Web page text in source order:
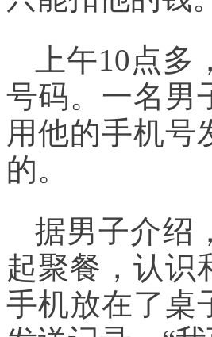
上午10点
号码。一名男
用他的手机号
的。
据男子介绍
起聚餐，认识
手机放在了桌